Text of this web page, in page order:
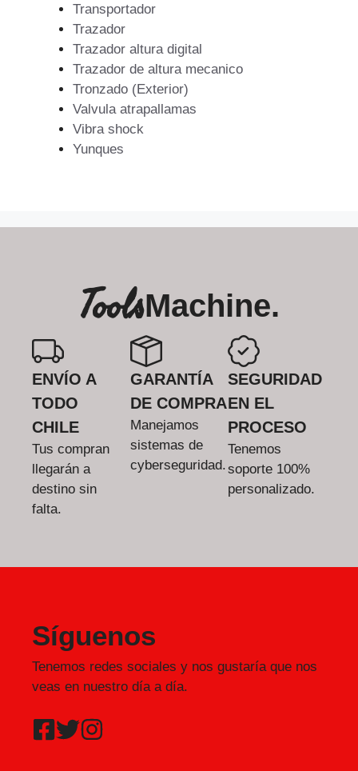
Transportador
Trazador
Trazador altura digital
Trazador de altura mecanico
Tronzado (Exterior)
Valvula atrapallamas
Vibra shock
Yunques
ToolsMachine.
ENVÍO A
TODO
CHILE
Tus compran
llegarán a
destino sin
falta.
GARANTÍA
DE COMPRA
Manejamos
sistemas de
cyberseguridad.
SEGURIDAD
EN EL
PROCESO
Tenemos
soporte 100%
personalizado.
Síguenos
Tenemos redes sociales y nos gustaría que nos
veas en nuestro día a día.